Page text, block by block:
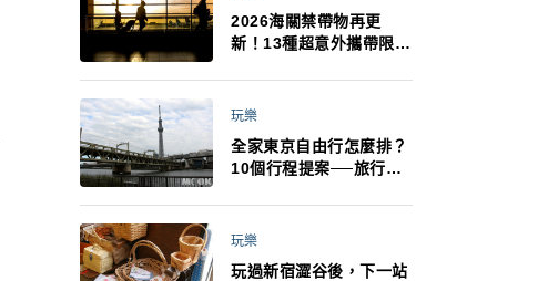
2026海關禁帶物再更
新！13種超意外攜帶限
最高還罰百萬！注意事項
玩樂
全家東京自由行怎麼排？
10個行程提案──旅行不
法！
玩樂
玩過新宿澀谷後，下一站